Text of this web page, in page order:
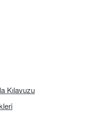
Kılavuzu